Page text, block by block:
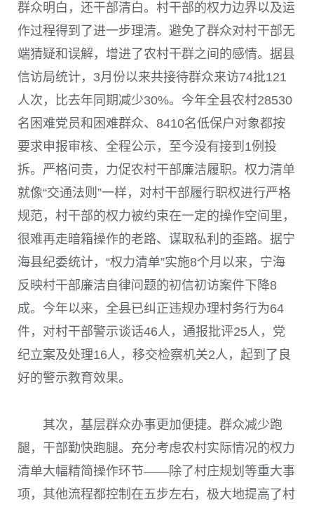
群众明白，还干部清白。村干部的权力边界以及运
作过程得到了进一步理清。避免了群众对村干部无
端猜疑和误解，增进了农村干群之间的感情。据县
信访局统计，3月份以来共接待群众来访74批121
人次，比去年同期减少30%。今年全县农村28530
名困难党员和困难群众、8410名低保户对象都按
要求申报审核、全程公示，至今没有接到1例投
拆。严格问责，力促农村干部廉洁履职。权力清单
就像“交通法则”一样，对村干部履行职权进行严格
规范，村干部的权力被约束在一定的操作空间里，
很难再走暗箱操作的老路、谋取私利的歪路。据宁
海县纪委统计，“权力清单”实施8个月以来，宁海
反映村干部廉洁自律问题的初信初访案件下降8
成。今年以来，全县已纠正违规办理村务行为64
件，对村干部警示谈话46人，通报批评25人，党
纪立案及处理16人，移交检察机关2人，起到了良
好的警示教育效果。
其次，基层群众办事更加便捷。群众减少跑
腿，干部勤快跑腿。充分考虑农村实际情况的权力
清单大幅精简操作环节——除了村庄规划等重大事
项，其他流程都控制在五步左右，极大地提高了村